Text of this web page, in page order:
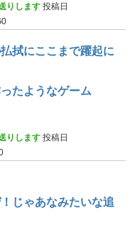
りします 投稿日
拭にここまで躍起に
たようなゲーム
りします 投稿日
じゃあなみたいな追